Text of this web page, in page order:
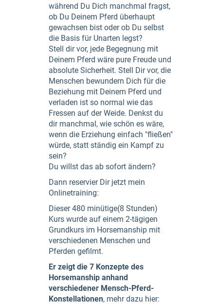
während Du Dich manchmal fragst,
ob Du Deinem Pferd überhaupt
gewachsen bist oder ob Du selbst
die Basis für Unarten legst?
Stell dir vor, jede Begegnung mit
Deinem Pferd wäre pure Freude und
absolute Sicherheit. Stell Dir vor, die
Menschen bewundern Dich für die
Beziehung mit Deinem Pferd und
verladen ist so normal wie das
Fressen auf der Weide. Denkst du
dir manchmal, wie schön es wäre,
wenn die Erziehung einfach "fließen"
würde, statt ständig ein Kampf zu
sein?
Du willst das ab sofort ändern?
Dann reservier Dir jetzt mein
Onlinetraining:
Dieser 480 minütige(8 Stunden)
Kurs wurde auf einem 2-tägigen
Grundkurs im Horsemanship mit
verschiedenen Menschen und
Pferden gefilmt.
Er zeigt die 7 Konzepte des
Horsemanship anhand
verschiedener Mensch-Pferd-
Konstellationen, mehr dazu hier: